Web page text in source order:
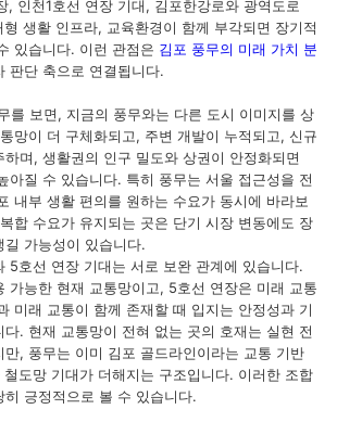
, 인천1호선 연장 기대, 김포한강로와 광역도로
생활 인프라, 교육환경이 함께 부각되면 장기적
있습니다. 이런 관점은 김포 풍무의 미래 가치 분
판단 축으로 연결됩니다.
를 보면, 지금의 풍무와는 다른 도시 이미지를 상
망이 더 구체화되고, 주변 개발이 누적되고, 신규
하며, 생활권의 인구 밀도와 상권이 안정화되면
아질 수 있습니다. 특히 풍무는 서울 접근성을 전
내부 생활 편의를 원하는 수요가 동시에 바라보
합 수요가 유지되는 곳은 단기 시장 변동에도 장
가능성이 있습니다.
5호선 연장 기대는 서로 보완 관계에 있습니다.
가능한 현재 교통망이고, 5호선 연장은 미래 교통
미래 교통이 함께 존재할 때 입지는 안정성과 기
. 현재 교통망이 전혀 없는 곳의 호재는 실현 전
만, 풍무는 이미 김포 골드라인이라는 교통 기반
도망 기대가 더해지는 구조입니다. 이러한 조합
히 긍정적으로 볼 수 있습니다.